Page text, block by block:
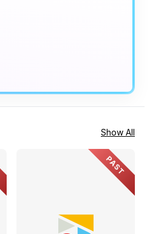
Show All
PAST